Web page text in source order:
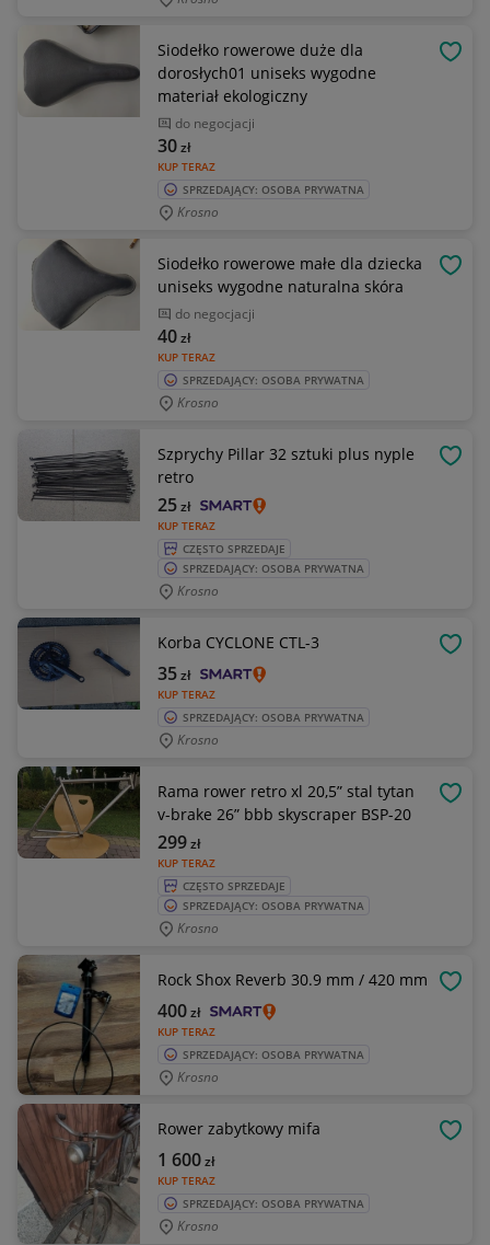
Siodełko rowerowe duże dla
dorosłych01 uniseks wygodne
materiał ekologiczny
do negocjacji
KUP TERAZ
30zł
SPRZEDAJĄCY: OSOBA PRYWATNA
Krosno
Siodełko rowerowe małe dla dziecka
uniseks wygodne naturalna skóra
do negocjacji
KUP TERAZ
40zł
SPRZEDAJĄCY: OSOBA PRYWATNA
Krosno
Szprychy Pillar 32 sztuki plus nyple
retro
KUP TERAZ
25zł
CZĘSTO SPRZEDAJE
SPRZEDAJĄCY: OSOBA PRYWATNA
Krosno
Korba CYCLONE CTL-3
KUP TERAZ
35zł
SPRZEDAJĄCY: OSOBA PRYWATNA
Krosno
Rama rower retro xl 20,5” stal tytan
v-brake 26” bbb skyscraper BSP-20
KUP TERAZ
299zł
CZĘSTO SPRZEDAJE
SPRZEDAJĄCY: OSOBA PRYWATNA
Krosno
Rock Shox Reverb 30.9 mm / 420 mm
KUP TERAZ
400zł
SPRZEDAJĄCY: OSOBA PRYWATNA
Krosno
Rower zabytkowy mifa
KUP TERAZ
1 600zł
SPRZEDAJĄCY: OSOBA PRYWATNA
Krosno